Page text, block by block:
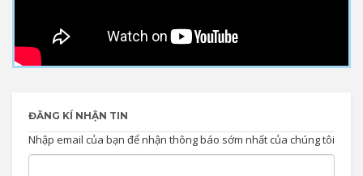
ĐĂNG KÍ NHẬN TIN
Nhập email của bạn để nhận thông báo sớm nhất của chúng tôi